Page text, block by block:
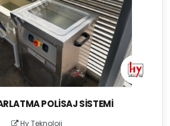
POLISAJ SISTEMI
Hy Teknoloji